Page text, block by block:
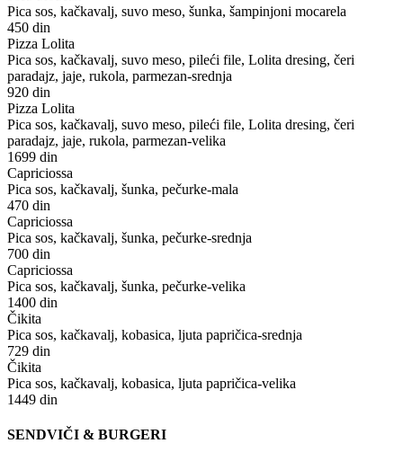
Pica sos, kačkavalj, suvo meso, šunka, šampinjoni mocarela
450 din
Pizza Lolita
Pica sos, kačkavalj, suvo meso, pileći file, Lolita dresing, čeri
paradajz, jaje, rukola, parmezan-srednja
920 din
Pizza Lolita
Pica sos, kačkavalj, suvo meso, pileći file, Lolita dresing, čeri
paradajz, jaje, rukola, parmezan-velika
1699 din
Capriciossa
Pica sos, kačkavalj, šunka, pečurke-mala
470 din
Capriciossa
Pica sos, kačkavalj, šunka, pečurke-srednja
700 din
Capriciossa
Pica sos, kačkavalj, šunka, pečurke-velika
1400 din
Čikita
Pica sos, kačkavalj, kobasica, ljuta papričica-srednja
729 din
Čikita
Pica sos, kačkavalj, kobasica, ljuta papričica-velika
1449 din
SENDVIČI & BURGERI